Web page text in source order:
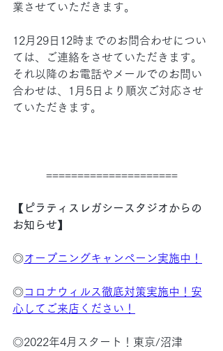
業させていただきます。
12月29日12時までのお問合わせについ
ては、ご連絡をさせていただきます。
それ以降のお電話やメールでのお問い
合わせは、1月5日より順次ご対応させ
ていただきます。
=====================
【ピラティスレガシースタジオからの
お知らせ】
◎オープニングキャンペーン実施中！
◎コロナウィルス徹底対策実施中！安
心してご来店ください！
◎2022年4月スタート！東京/沼津